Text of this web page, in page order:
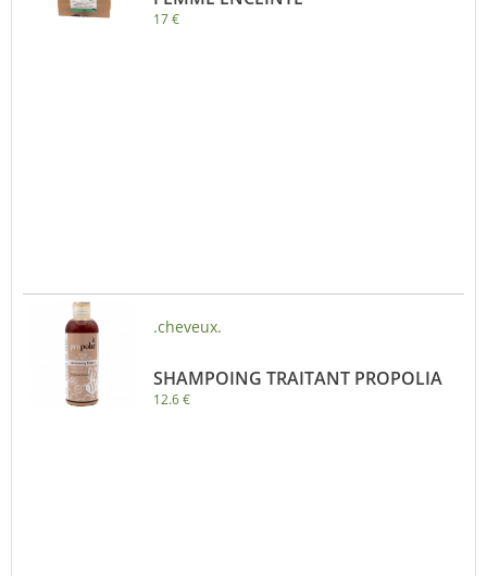
17 €
.cheveux.
SHAMPOING TRAITANT PROPOLIA
12.6 €